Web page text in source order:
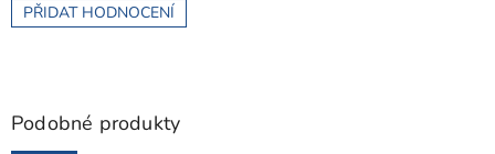
PŘIDAT HODNOCENÍ
Podobné produkty